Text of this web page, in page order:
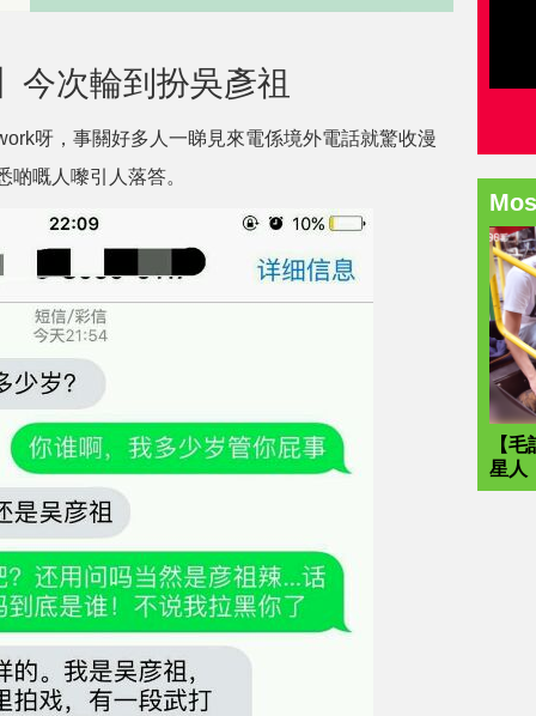
今次輪到扮吳彥祖
呀，事關好多人一睇見來電係境外電話就驚收漫
嘅人嚟引人落答。
【
星人